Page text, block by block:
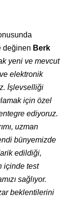
değinen Berk
yeni ve mevcut
elektronik
İşlevselliği
için özel
ediyoruz.
uzman
bünyemizde
edildiği,
içinde test
sağlıyor.
beklentilerini